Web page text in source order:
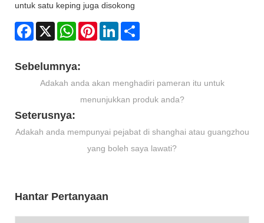
untuk satu keping juga disokong
Facebook
X WhatsAppPinterestLinkedIn
Sebelumnya:
Adakah anda akan menghadiri pameran itu untuk
menunjukkan produk anda?
Seterusnya:
Adakah anda mempunyai pejabat di shanghai atau guangzhou
yang boleh saya lawati?
Hantar Pertanyaan